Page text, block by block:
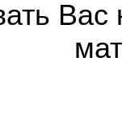
Вас